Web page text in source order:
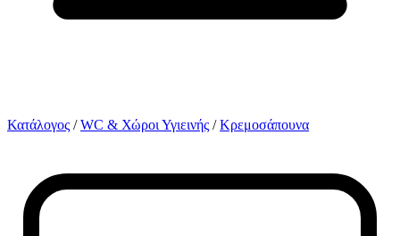
Κατάλογος / WC & Χώροι Υγιεινής / Κρεμοσάπουνα